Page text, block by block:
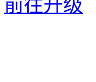
前往升级